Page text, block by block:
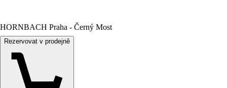
HORNBACH Praha - Černý Most
Rezervovat v prodejně